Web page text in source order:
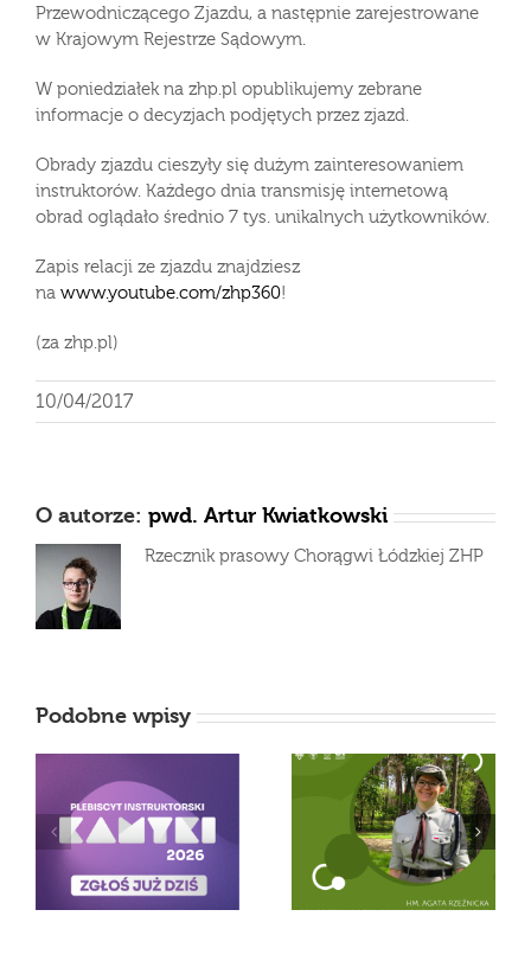
Przewodniczącego Zjazdu, a następnie zarejestrowane
w Krajowym Rejestrze Sądowym.
W poniedziałek na zhp.pl opublikujemy zebrane
informacje o decyzjach podjętych przez zjazd.
Obrady zjazdu cieszyły się dużym zainteresowaniem
instruktorów. Każdego dnia transmisję internetową
obrad oglądało średnio 7 tys. unikalnych użytkowników.
Zapis relacji ze zjazdu znajdziesz
na www.youtube.com/zhp360!
(za zhp.pl)
10/04/2017
O autorze: pwd. Artur Kwiatkowski
Rzecznik prasowy Chorągwi Łódzkiej ZHP
Podobne wpisy
Nowa członkini
Szukamy KAMYKÓW
2024